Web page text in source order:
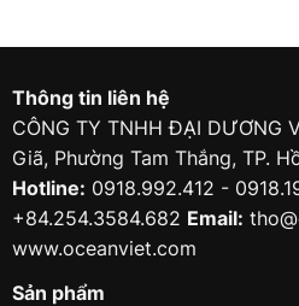
Thông tin liên hệ
CÔNG TY TNHH ĐẠI DƯƠNG
Giã, Phường Tam Thắng, TP.
Hotline: 0918.992.412 -
+84.254.3584.682 Email:
www.oceanviet.com
Sản phẩm